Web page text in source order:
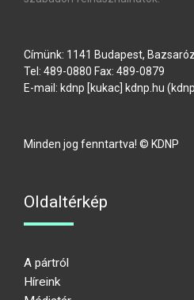
Címünk: 1141 Budapest,
Tel: 489-0880 Fax: 489-0879
E-mail: kdnp [kukac] kdnp hu
Minden jog fenntartva! © KDNP
Oldaltérkép
A pártról
Híreink